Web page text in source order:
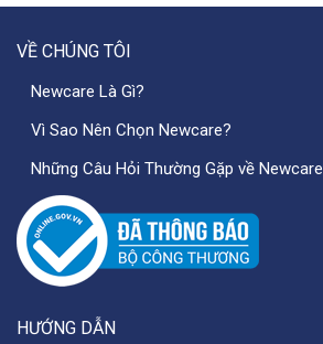
VỀ CHÚNG TÔI
Newcare Là Gì?
Vì Sao Nên Chọn Newcare?
Những Câu Hỏi Thường Gặp về Newcare
HƯỚNG DẪN